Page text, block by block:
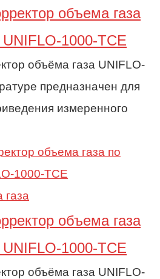
объема газа
1000-TCE
объёма газа UNIFLO-
предназначен для
измеренного
газа
объема газа
1000-TCE
объёма газа UNIFLO-